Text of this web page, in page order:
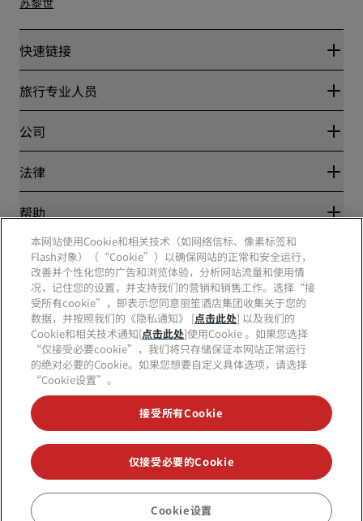
预订
快速链接
丽赏会
Blog
目的地
丽笙酒店集团APP
体育认证酒店
家庭友好型酒店
旅行专业人员
合作伙伴
公司
丽笙酒店集团
工作机会 RHG
工作机会 PPHE
工作机会 EHL
The Club by RHG
发展机会
责任经营
采购
法律
隐私中心
丽赏会条款和条件
网站使用协议
数字无障碍
现代奴隶制声明
帮助
消费者警示
联系方式
常见问题
网站地图
社交媒体
丽笙酒店集团品牌
不再错失我们最受欢迎的酒店优惠
© 2026 丽笙酒店集团.保留所有权利。RHG丽笙酒店集团、丽筠、丽芮、丽
笙、丽笙精选、丽祺、丽亭、丽柏、丽怡、Prize by Radisson、丽赏会和丽
笙会议是丽笙酒店集团的商标。
本网站使用Cookie和相关技术（如网络信标、像素标签和
Flash对象）（“Cookie”）以确保网站的正常和安全运行，
改善并个性化您的广告和浏览体验，分析网站流量和使用情
况，记住您的设置，并支持我们的营销和销售工作。选择“接
受所有cookie”，即表示您同意丽笙酒店集团收集关于您的
数据，并按照我们的《隐私通知》 [点击此处] 以及我们的
Cookie和相关技术通知[点击此处]使用Cookie 。如果您选择
“仅接受必要cookie”，我们将只存储保证本网站正常运行
的绝对必要的Cookie。如果您想要自定义具体选项，请选择
“Cookie设置”。
接受所有Cookie
仅接受必要的Cookie
Cookie设置